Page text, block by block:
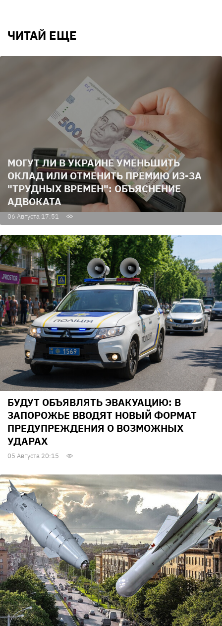
ЧИТАЙ ЕЩЕ
МОГУТ ЛИ В УКРАИНЕ УМЕНЬШИТЬ
ОКЛАД ИЛИ ОТМЕНИТЬ ПРЕМИЮ ИЗ-ЗА
"ТРУДНЫХ ВРЕМЕН": ОБЪЯСНЕНИЕ
АДВОКАТА
06 Августа 17:51
БУДУТ ОБЪЯВЛЯТЬ ЭВАКУАЦИЮ: В
ЗАПОРОЖЬЕ ВВОДЯТ НОВЫЙ ФОРМАТ
ПРЕДУПРЕЖДЕНИЯ О ВОЗМОЖНЫХ
УДАРАХ
05 Августа 20:15